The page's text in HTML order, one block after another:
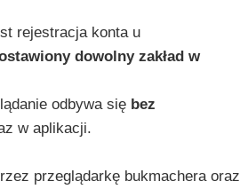
rejestracja konta u
dowolny zakład w
odbywa się bez
w aplikacji.
przeglądarkę bukmachera oraz